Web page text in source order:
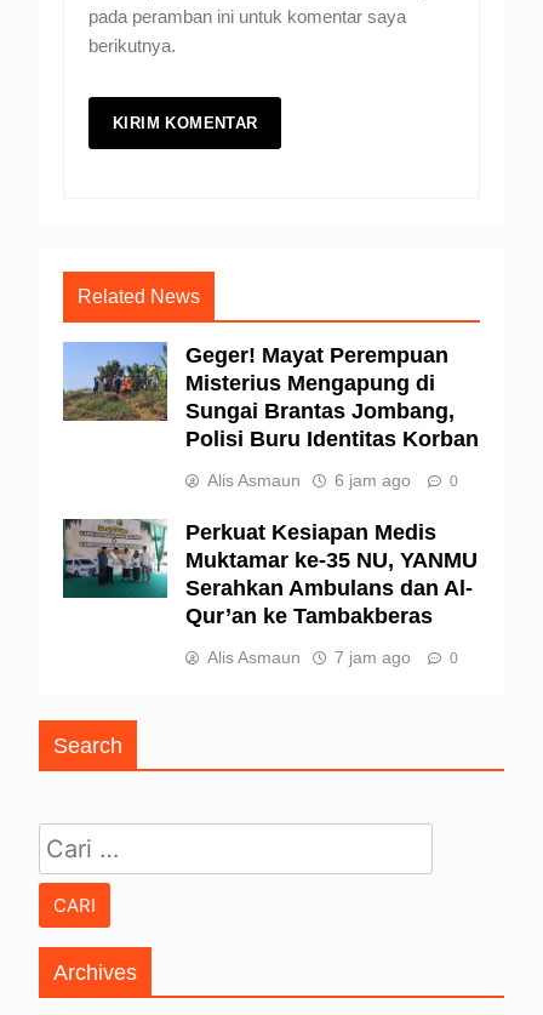
pada peramban ini untuk komentar saya
berikutnya.
Related News
Geger! Mayat Perempuan
Misterius Mengapung di
Sungai Brantas Jombang,
Polisi Buru Identitas Korban
Alis Asmaun 6 jam ago 0
Perkuat Kesiapan Medis
Muktamar ke-35 NU, YANMU
Serahkan Ambulans dan Al-
Qur’an ke Tambakberas
Alis Asmaun 7 jam ago 0
Search
Archives